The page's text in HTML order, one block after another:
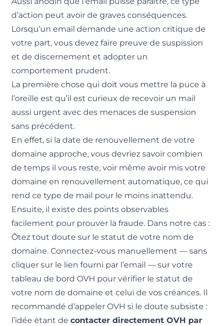
d’action peut avoir de graves conséquences.
Lorsqu’un email demande une action critique de
votre part, vous devez faire preuve de suspission
et de discernement et adopter un
comportement prudent.
La première chose qui doit vous mettre la puce à
l’oreille est qu’il est curieux de recevoir un mail
aussi urgent avec des menaces de suspension
sans précédent.
En effet, si la date de renouvellement de votre
domaine approche, vous devriez savoir combien
de temps il vous reste, voir même avoir mis votre
domaine en renouvellement automatique, ce qui
rend ce type de mail pour le moins inattendu.
Ensuite, il existe des points observables
facilement pour prouver la fraude. Dans notre cas :
Ôtez tout doute sur le statut de votre nom de
domaine. Connectez-vous manuellement — sans
cliquer sur le lien fourni par l’email — sur votre
tableau de bord OVH pour vérifier le statut de
votre nom de domaine et celui de vos créances. Il
recommandé d’appeler OVH si le doute subsiste :
l’idée étant de contacter directement OVH par